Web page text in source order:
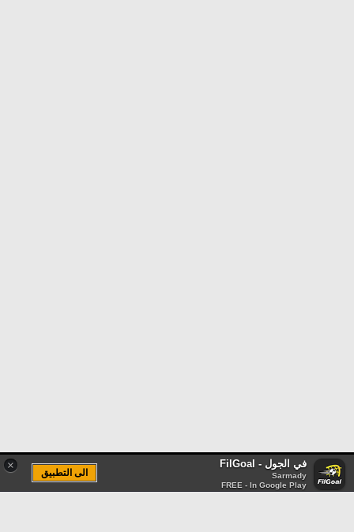
× في الجول - FilGoal
Sarmady
FREE - In Google Play
الى التطبيق